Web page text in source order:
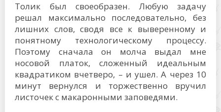
Толик был своеобразен. Любую задачу
решал максимально последовательно, без
лишних слов, сводя все к выверенному и
понятному технологическому процессу.
Поэтому сначала он молча выдал мне
носовой платок, сложенный идеальным
квадратиком вчетверо, – и ушел. А через 10
минут вернулся и торжественно вручил
листочек с макаронными заповедями.